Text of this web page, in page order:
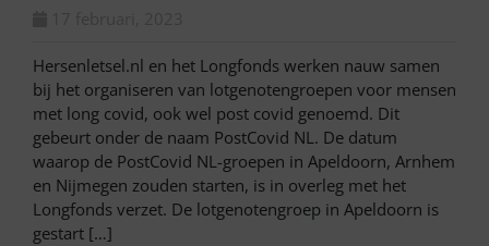
Hersenletsel.nl en het Longfonds werken nauw samen
bij het organiseren van lotgenotengroepen voor mensen
met long covid, ook wel post covid genoemd. Dit
gebeurt onder de naam PostCovid NL. De datum
waarop de PostCovid NL-groepen in Apeldoorn, Arnhem
en Nijmegen zouden starten, is in overleg met het
Longfonds verzet. De lotgenotengroep in Apeldoorn is
gestart […]